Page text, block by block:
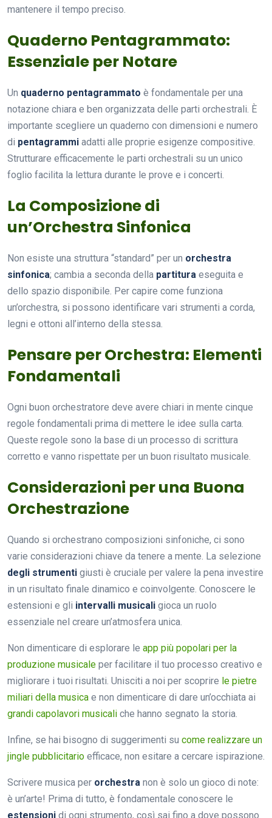
mantenere il tempo preciso.
Quaderno Pentagrammato:
Essenziale per Notare
Un quaderno pentagrammato è fondamentale per una
notazione chiara e ben organizzata delle parti orchestrali. È
importante scegliere un quaderno con dimensioni e numero
di pentagrammi adatti alle proprie esigenze compositive.
Strutturare efficacemente le parti orchestrali su un unico
foglio facilita la lettura durante le prove e i concerti.
La Composizione di
un’Orchestra Sinfonica
Non esiste una struttura “standard” per un orchestra
sinfonica; cambia a seconda della partitura eseguita e
dello spazio disponibile. Per capire come funziona
un’orchestra, si possono identificare vari strumenti a corda,
legni e ottoni all’interno della stessa.
Pensare per Orchestra: Elementi
Fondamentali
Ogni buon orchestratore deve avere chiari in mente cinque
regole fondamentali prima di mettere le idee sulla carta.
Queste regole sono la base di un processo di scrittura
corretto e vanno rispettate per un buon risultato musicale.
Considerazioni per una Buona
Orchestrazione
Quando si orchestrano composizioni sinfoniche, ci sono
varie considerazioni chiave da tenere a mente. La selezione
degli strumenti giusti è cruciale per valere la pena investire
in un risultato finale dinamico e coinvolgente. Conoscere le
estensioni e gli intervalli musicali gioca un ruolo
essenziale nel creare un’atmosfera unica.
Non dimenticare di esplorare le app più popolari per la
produzione musicale per facilitare il tuo processo creativo e
migliorare i tuoi risultati. Unisciti a noi per scoprire le pietre
miliari della musica e non dimenticare di dare un’occhiata ai
grandi capolavori musicali che hanno segnato la storia.
Infine, se hai bisogno di suggerimenti su come realizzare un
jingle pubblicitario efficace, non esitare a cercare ispirazione.
Scrivere musica per orchestra non è solo un gioco di note:
è un’arte! Prima di tutto, è fondamentale conoscere le
estensioni di ogni strumento, così sai fino a dove possono